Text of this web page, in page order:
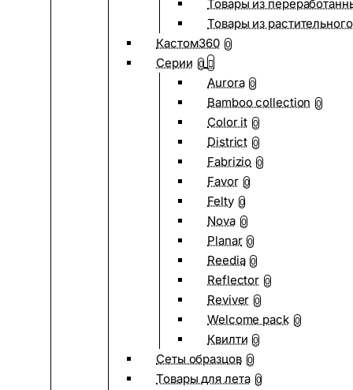
Товары из
Товары из
Кастом360 0
Серии 0
Aurora 0
Bamboo collection 0
Color it 0
District 0
Fabrizio 0
Favor 0
Felty 0
Nova 0
Planar 0
Reedia 0
Reflector 0
Reviver 0
Welcome pack 0
Квилти 0
Сеты образцов 0
Товары для лета 0